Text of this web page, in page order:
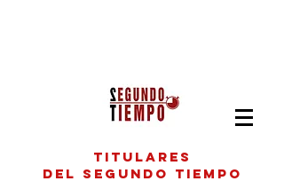
titulares
del segundo tiempo